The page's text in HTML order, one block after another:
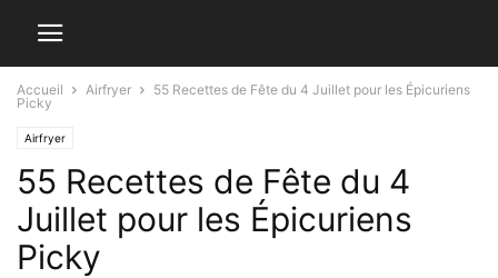
Accueil Airfryer
55 Recettes de Fête du 4 Juillet pour les Épicuriens
Picky
Airfryer
55 Recettes de Fête du 4
Juillet pour les Épicuriens
Picky